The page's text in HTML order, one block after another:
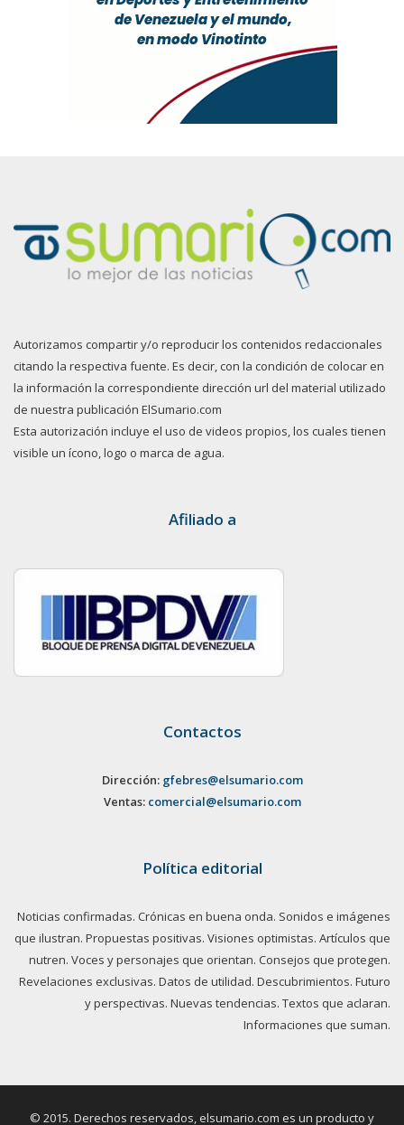
Autorizamos compartir y/o reproducir los contenidos redaccionales
citando la respectiva fuente. Es decir, con la condición de colocar en
la información la correspondiente dirección url del material utilizado
de nuestra publicación ElSumario.com
Esta autorización incluye el uso de videos propios, los cuales tienen
visible un ícono, logo o marca de agua.
Afiliado a
Contactos
Dirección: gfebres@elsumario.com
Ventas: comercial@elsumario.com
Política editorial
Noticias confirmadas. Crónicas en buena onda. Sonidos e imágenes
que ilustran. Propuestas positivas. Visiones optimistas. Artículos que
nutren. Voces y personajes que orientan. Consejos que protegen.
Revelaciones exclusivas. Datos de utilidad. Descubrimientos. Futuro
y perspectivas. Nuevas tendencias. Textos que aclaran.
Informaciones que suman.
© 2015. Derechos reservados, elsumario.com es un producto y